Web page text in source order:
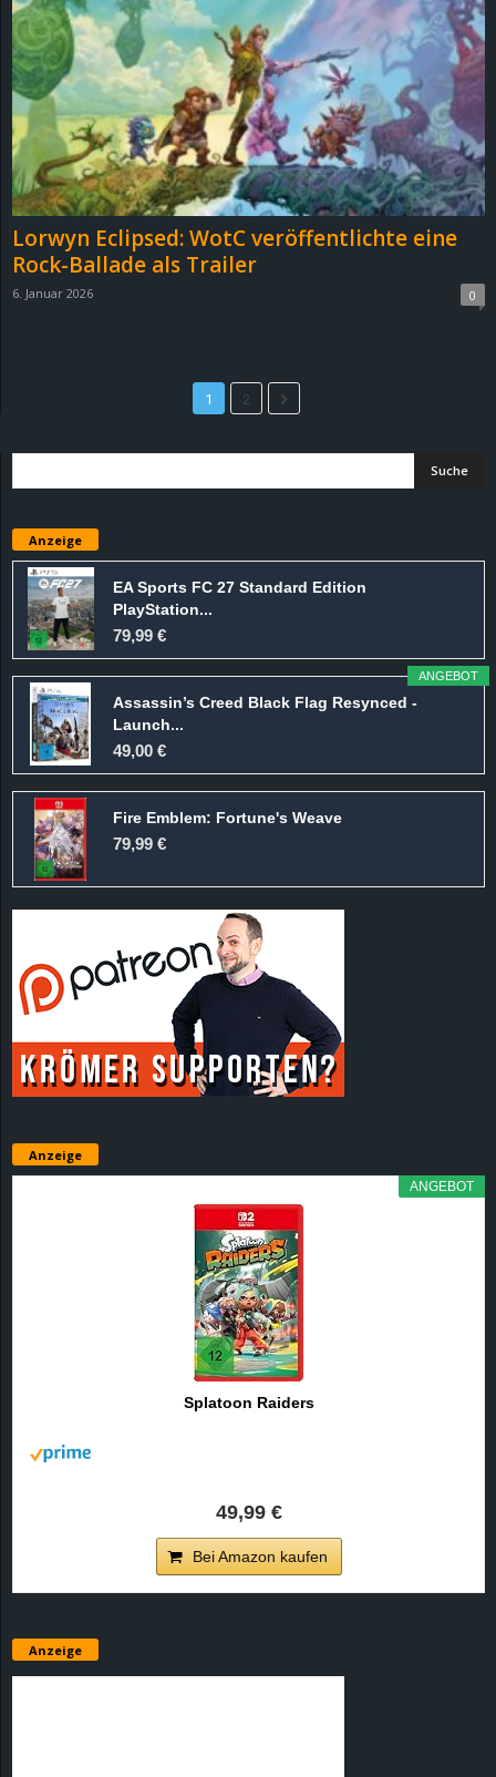
Lorwyn Eclipsed: WotC veröffentlichte eine
Rock-Ballade als Trailer
6. Januar 2026 0
1 2
Anzeige
EA Sports FC 27 Standard Edition
PlayStation...
79,99 €
ANGEBOT
Assassin’s Creed Black Flag Resynced -
Launch...
49,00 €
Fire Emblem: Fortune's Weave
79,99 €
Anzeige
ANGEBOT
Splatoon Raiders
49,99 €
Bei Amazon kaufen
Anzeige